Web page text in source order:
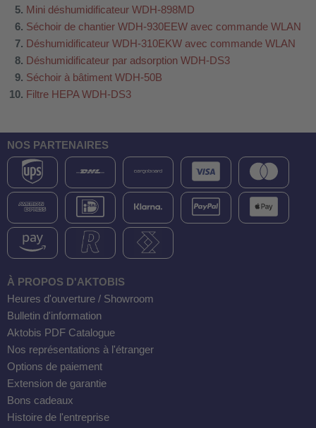
Mini déshumidificateur WDH-898MD
Séchoir de chantier WDH-930EEW avec commande WLAN
Déshumidificateur WDH-310EKW avec commande WLAN
Déshumidificateur par adsorption WDH-DS3
Séchoir à bâtiment WDH-50B
Filtre HEPA WDH-DS3
NOS PARTENAIRES
À PROPOS D'AKTOBIS
Heures d'ouverture / Showroom
Bulletin d'information
Aktobis PDF Catalogue
Nos représentations à l'étranger
Options de paiement
Extension de garantie
Bons cadeaux
Histoire de l'entreprise